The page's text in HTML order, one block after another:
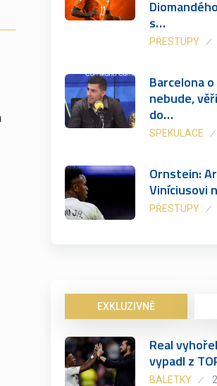
s…
PŘESTUPY
Barcelona
nebude,
do…
SPEKULACE
Ornstein:
Viníciusovi
PŘESTUPY
EXKLUZIVNĚ
Real
vypadl z
BALETKY